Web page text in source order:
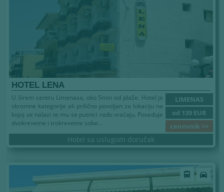
HOTEL LENA
LIMENAS
od 139 EUR
cenovnik >>
U širem centru Limenasa, oko 5min od plaže. Hotel je
skromne kategorije ali prilično povoljan za lokaciju na
kojoj se nalazi te mu se putnici rado vraćaju. Poseduje
dvokrevetne i trokrevetne sobe...
Hotel sa uslugom doručak
directions_bus directions_car